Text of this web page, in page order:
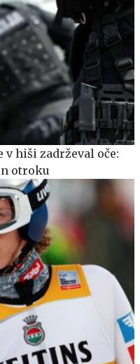
hiši zadrževal oče:
otroku